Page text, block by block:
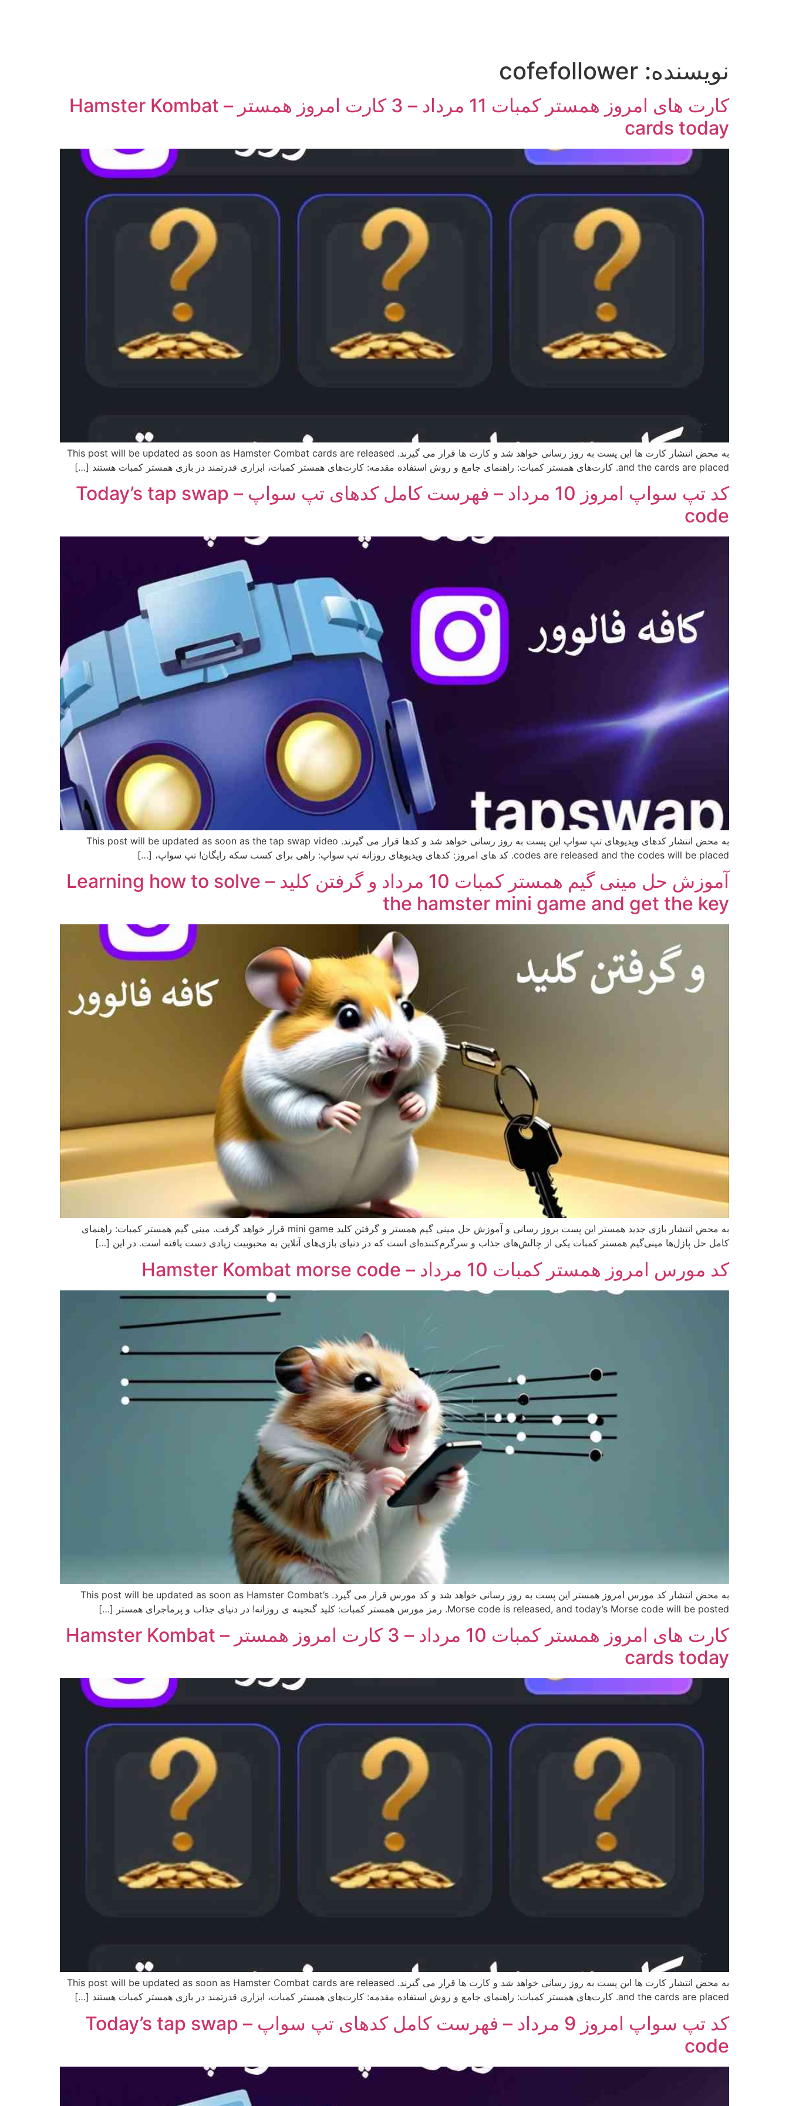
نویسنده: cofefollower
کارت های امروز همستر کمبات 11 مرداد – 3 کارت امروز همستر – Hamster Kombat
cards today
به محض انتشار کارت ها این پست به روز رسانی خواهد شد و کارت ها قرار می گیرند. This post will be updated as soon as Hamster Combat cards are released
and the cards are placed. کارت‌های همستر کمبات: راهنمای جامع و روش استفاده مقدمه: کارت‌های همستر کمبات، ابزاری قدرتمند در بازی همستر کمبات هستند […]
کد تپ سواپ امروز 10 مرداد – فهرست کامل کدهای تپ سواپ – Today’s tap swap
code
به محض انتشار کدهای ویدیوهای تپ سواپ این پست به روز رسانی خواهد شد و کدها قرار می گیرند. This post will be updated as soon as the tap swap video
codes are released and the codes will be placed. کد های امروز: کدهای ویدیوهای روزانه تپ سواپ: راهی برای کسب سکه رایگان! تپ سواپ، […]
آموزش حل مینی گیم همستر کمبات 10 مرداد و گرفتن کلید – Learning how to solve
the hamster mini game and get the key
به محض انتشار بازی جدید همستر این پست بروز رسانی و آموزش حل مینی گیم همستر و گرفتن کلید mini game قرار خواهد گرفت. مینی‌ گیم همستر کمبات: راهنمای
کامل حل پازل‌ها مینی‌گیم همستر کمبات یکی از چالش‌های جذاب و سرگرم‌کننده‌ای است که در دنیای بازی‌های آنلاین به محبوبیت زیادی دست یافته است. در این […]
کد مورس امروز همستر کمبات 10 مرداد – Hamster Kombat morse code
به محض انتشار کد مورس امروز همستر این پست به روز رسانی خواهد شد و کد مورس قرار می گیرد. This post will be updated as soon as Hamster Combat’s
Morse code is released, and today’s Morse code will be posted. رمز مورس همستر کمبات: کلید گنجینه ی روزانه! در دنیای جذاب و پرماجرای همستر […]
کارت های امروز همستر کمبات 10 مرداد – 3 کارت امروز همستر – Hamster Kombat
cards today
به محض انتشار کارت ها این پست به روز رسانی خواهد شد و کارت ها قرار می گیرند. This post will be updated as soon as Hamster Combat cards are released
and the cards are placed. کارت‌های همستر کمبات: راهنمای جامع و روش استفاده مقدمه: کارت‌های همستر کمبات، ابزاری قدرتمند در بازی همستر کمبات هستند […]
کد تپ سواپ امروز 9 مرداد – فهرست کامل کدهای تپ سواپ – Today’s tap swap
code